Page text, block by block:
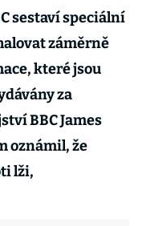
sestaví speciální
záměrně
které jsou
za
BBC James
oznámil, že
lži,